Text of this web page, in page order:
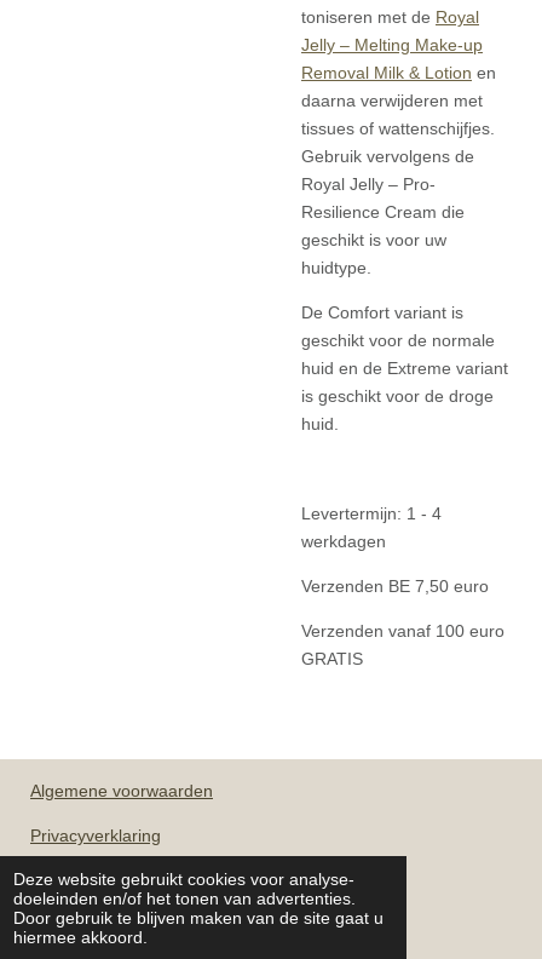
Deze website gebruikt cookies voor analyse-
doeleinden en/of het tonen van advertenties.
Door gebruik te blijven maken van de site gaat u
hiermee akkoord.
toniseren met de Royal
Jelly – Melting Make-up
Removal Milk & Lotion en
daarna verwijderen met
tissues of wattenschijfjes.
Gebruik vervolgens de
Royal Jelly – Pro-
Resilience Cream die
geschikt is voor uw
huidtype.
De Comfort variant is
geschikt voor de normale
huid en de Extreme variant
is geschikt voor de droge
huid.
Levertermijn: 1 - 4
werkdagen
Verzenden BE 7,50 euro
Verzenden vanaf 100 euro
GRATIS
Algemene voorwaarden
Privacyverklaring
OPENINGSUREN